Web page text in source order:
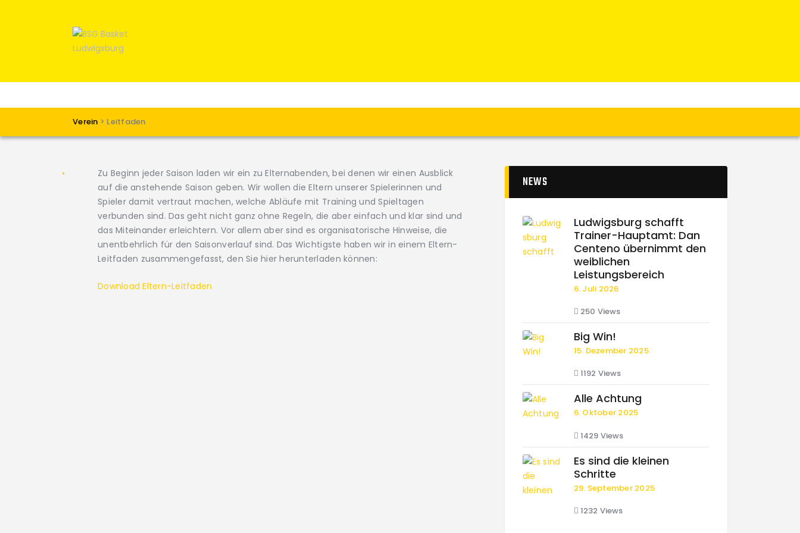
Verein > Leitfaden
Spielbetrieb
Zu Beginn jeder Saison laden wir ein zu Elternabenden, bei denen wir einen Ausblick
auf die anstehende Saison geben. Wir wollen die Eltern unserer Spielerinnen und
Spieler damit vertraut machen, welche Abläufe mit Training und Spieltagen
verbunden sind. Das geht nicht ganz ohne Regeln, die aber einfach und klar sind und
das Miteinander erleichtern. Vor allem aber sind es organisatorische Hinweise, die
unentbehrlich für den Saisonverlauf sind. Das Wichtigste haben wir in einem Eltern-
Leitfaden zusammengefasst, den Sie hier herunterladen können:
Download Eltern-Leitfaden
NEWS
Ludwigsburg schafft
Trainer-Hauptamt: Dan
Centeno übernimmt den
weiblichen
Leistungsbereich
6. Juli 2026
250 Views
Big Win!
15. Dezember 2025
1192 Views
Alle Achtung
6. Oktober 2025
1429 Views
Es sind die kleinen
Schritte
29. September 2025
1232 Views